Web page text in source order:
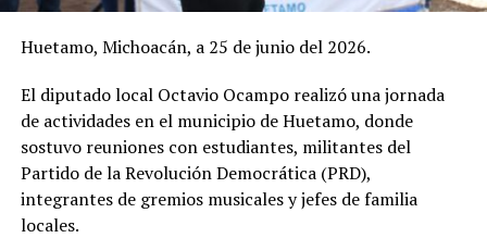
Huetamo, Michoacán, a 25 de junio del 2026.
El diputado local Octavio Ocampo realizó una jornada
de actividades en el municipio de Huetamo, donde
sostuvo reuniones con estudiantes, militantes del
Partido de la Revolución Democrática (PRD),
integrantes de gremios musicales y jefes de familia
locales.